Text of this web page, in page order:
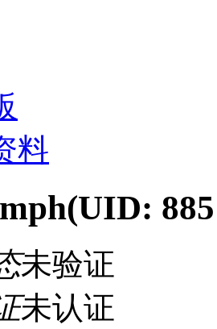
料
(UID:
未验证
未认证